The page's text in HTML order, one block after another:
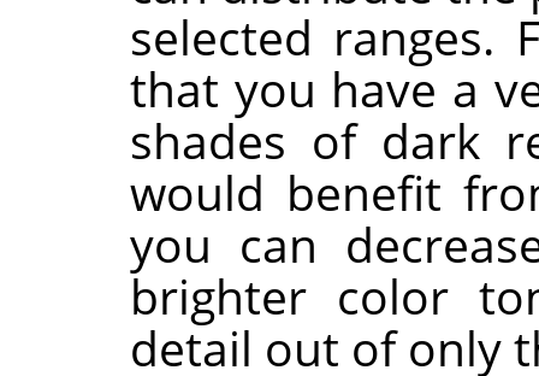
selected ranges.
that you have a
shades of dark
would benefit
you can
brighter color
detail out of only